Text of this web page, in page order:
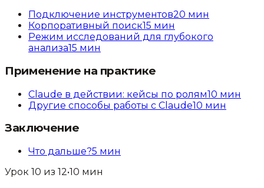
Подключение инструментов20 мин
Корпоративный поиск15 мин
Режим исследований для глубокого
анализа15 мин
Применение на практике
Claude в действии: кейсы по ролям10 мин
Другие способы работы с Claude10 мин
Заключение
Что дальше?5 мин
Урок 10 из 12•10 мин